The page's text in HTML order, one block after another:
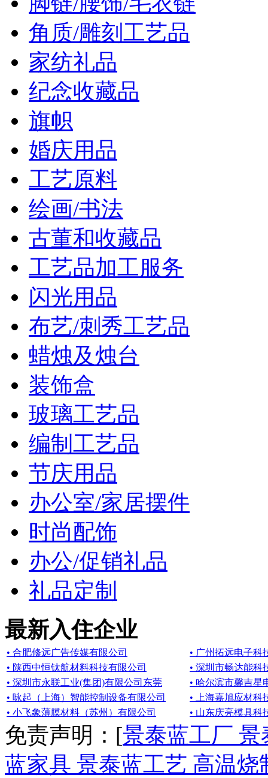
角质/雕刻工艺品
家纺礼品
纪念收藏品
旗帜
婚庆用品
工艺原料
绘画/书法
古董和收藏品
工艺品加工服务
闪光用品
布艺/刺秀工艺品
蜡烛及烛台
装饰盒
玻璃工艺品
编制工艺品
节庆用品
办公室/家居摆件
时尚配饰
办公/促销礼品
礼品定制
最新入住企业
• 合肥修远广告传媒有限公司
• 广州拓远电子科
• 陕西中恒钛航材料科技有限公司
• 深圳市畅达能科
• 深圳市永联工业(集团)有限公司东莞
• 哈尔滨市馨吉星
• 咏起（上海）智能控制设备有限公司
• 上海嘉旭应材科
• 小飞象薄膜材料（苏州）有限公司
• 山东庆亮模具科
免责声明：[景泰蓝工厂
蓝家具 景泰蓝工艺 高温烧